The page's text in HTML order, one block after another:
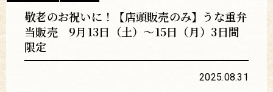
敬老のお祝いに！【店頭販売のみ】うな重弁
当販売 9月13日（土）～15日（月）3日間
限定
2025.08.31